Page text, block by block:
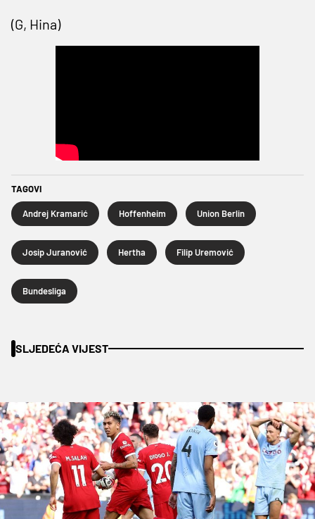
(G, Hina)
TAGOVI
Andrej Kramarić Hoffenheim Union Berlin
Josip Juranović Hertha Filip Uremović
Bundesliga
SLJEDEĆA VIJEST